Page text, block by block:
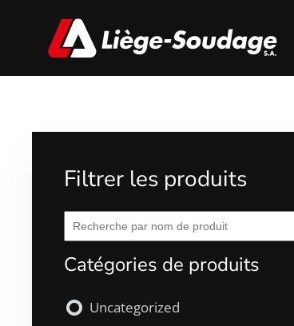
Filtrer les produits
Catégories de produits
Uncategorized